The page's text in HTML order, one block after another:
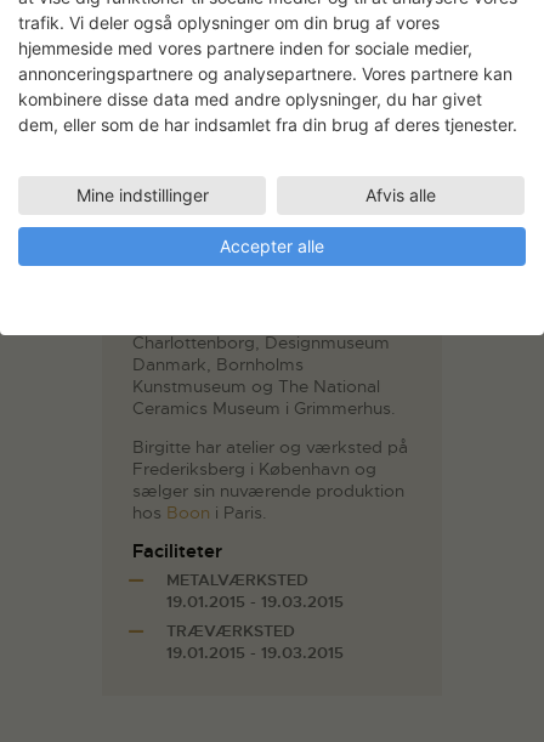
Birgitte Due Madsen
MA i Design fra Danmarks Design
Modtog i 2005 broncemedalje og
senere i 2016
Kunsthåndværkerprisens
sølvmedalje fra 1879, der
Charlottenborg, Designmuseum
Danmark, Bornholms
Kunstmuseum og The National
Ceramics Museum i Grimmerhus.
Birgitte har atelier og værksted på
Frederiksberg i København og
sælger sin nuværende produktion
hos Boon i Paris.
Faciliteter
METALVÆRKSTED
19.01.2015 - 19.03.2015
TRÆVÆRKSTED
19.01.2015 - 19.03.2015
trafik. Vi deler også oplysninger om din brug af vores
hjemmeside med vores partnere inden for sociale medier,
annonceringspartnere og analysepartnere. Vores partnere kan
kombinere disse data med andre oplysninger, du har givet
dem, eller som de har indsamlet fra din brug af deres tjenester.
Mine indstillinger Afvis alle
Accepter alle